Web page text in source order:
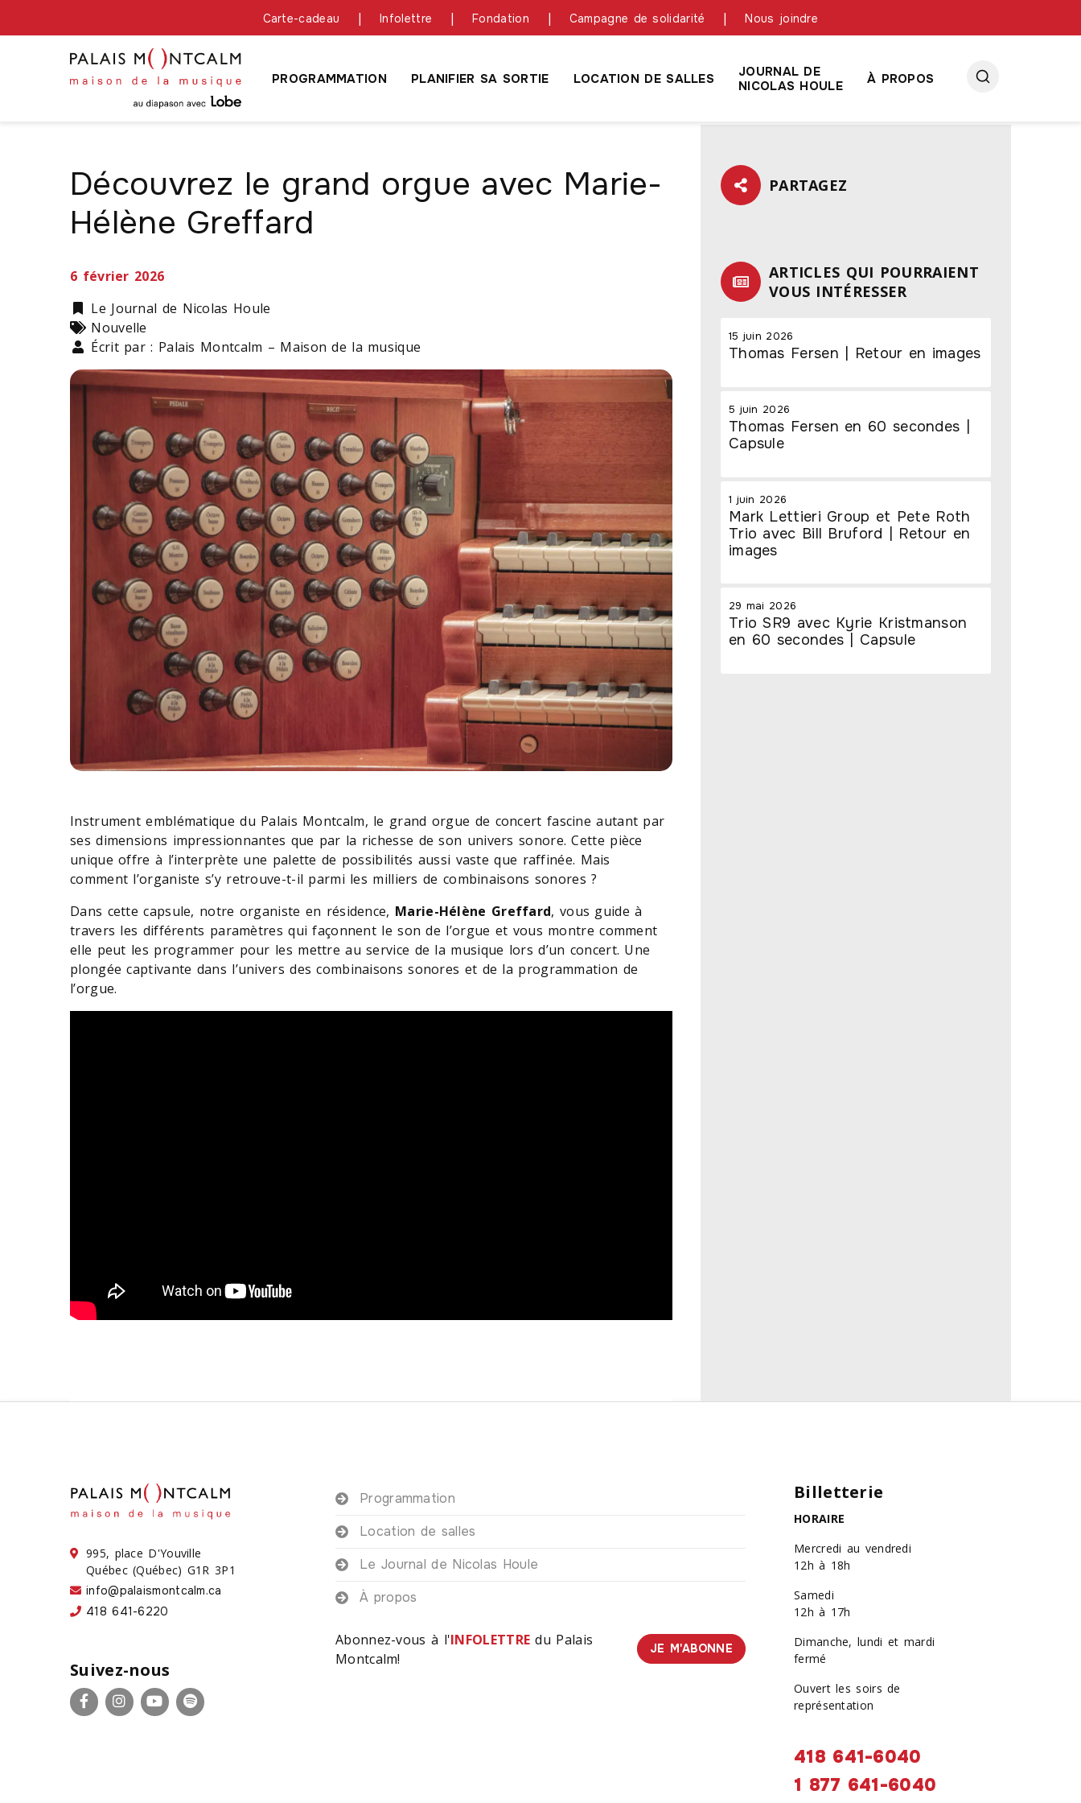
Carte-cadeau Infolettre Fondation Campagne de solidarité Nous joindre
PROGRAMMATION PLANIFIER SA SORTIE LOCATION DE SALLES
JOURNAL DE
NICOLAS HOULE
À PROPOS
Découvrez le grand orgue avec Marie-
Hélène Greffard
6 février 2026
Catégorie
Le Journal de Nicolas Houle
Types
Nouvelle
Écrit par : Palais Montcalm – Maison de la musique
Instrument emblématique du Palais Montcalm, le grand orgue de concert fascine autant par
ses dimensions impressionnantes que par la richesse de son univers sonore. Cette pièce
unique offre à l’interprète une palette de possibilités aussi vaste que raffinée. Mais
comment l’organiste s’y retrouve-t-il parmi les milliers de combinaisons sonores ?
Dans cette capsule, notre organiste en résidence, Marie-Hélène Greffard, vous guide à
travers les différents paramètres qui façonnent le son de l’orgue et vous montre comment
elle peut les programmer pour les mettre au service de la musique lors d’un concert. Une
plongée captivante dans l’univers des combinaisons sonores et de la programmation de
l’orgue.
PARTAGEZ
ARTICLES QUI POURRAIENT
VOUS INTÉRESSER
15 juin 2026
Thomas Fersen | Retour en images
5 juin 2026
Thomas Fersen en 60 secondes |
Capsule
1 juin 2026
Mark Lettieri Group et Pete Roth
Trio avec Bill Bruford | Retour en
images
29 mai 2026
Trio SR9 avec Kyrie Kristmanson
en 60 secondes | Capsule
995, place D'Youville
Québec (Québec) G1R 3P1
info@palaismontcalm.ca
418 641-6220
Suivez-nous
FacebookInstagram
YouTubeSpotify
Programmation
Location de salles
Le Journal de Nicolas Houle
À propos
Abonnez-vous à l'INFOLETTRE du Palais
Montcalm!
JE M'ABONNE
Billetterie
HORAIRE
Mercredi au vendredi
12h à 18h
Samedi
12h à 17h
Dimanche, lundi et mardi
fermé
Ouvert les soirs de
représentation
418 641-6040
1 877 641-6040